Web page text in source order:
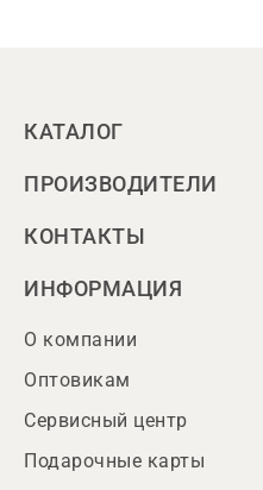
КАТАЛОГ
ПРОИЗВОДИТЕЛИ
КОНТАКТЫ
ИНФОРМАЦИЯ
О компании
Оптовикам
Сервисный центр
Подарочные карты